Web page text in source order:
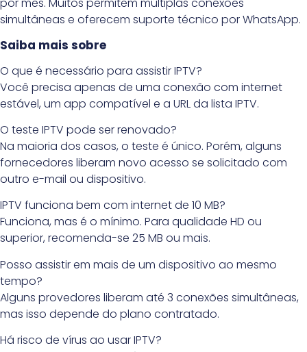
por mês. Muitos permitem múltiplas conexões
simultâneas e oferecem suporte técnico por WhatsApp.
Saiba mais sobre
O que é necessário para assistir IPTV?
Você precisa apenas de uma conexão com internet
estável, um app compatível e a URL da lista IPTV.
O teste IPTV pode ser renovado?
Na maioria dos casos, o teste é único. Porém, alguns
fornecedores liberam novo acesso se solicitado com
outro e-mail ou dispositivo.
IPTV funciona bem com internet de 10 MB?
Funciona, mas é o mínimo. Para qualidade HD ou
superior, recomenda-se 25 MB ou mais.
Posso assistir em mais de um dispositivo ao mesmo
tempo?
Alguns provedores liberam até 3 conexões simultâneas,
mas isso depende do plano contratado.
Há risco de vírus ao usar IPTV?